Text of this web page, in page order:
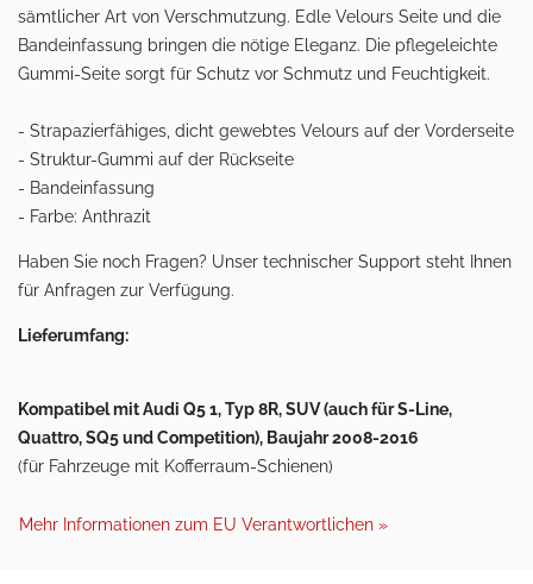
sämtlicher Art von Verschmutzung. Edle Velours Seite und die
Bandeinfassung bringen die nötige Eleganz. Die pflegeleichte
Gummi-Seite sorgt für Schutz vor Schmutz und Feuchtigkeit.
- Strapazierfähiges, dicht gewebtes Velours auf der Vorderseite
- Struktur-Gummi auf der Rückseite
- Bandeinfassung
- Farbe: Anthrazit
Haben Sie noch Fragen? Unser technischer Support steht Ihnen
für Anfragen zur Verfügung.
Lieferumfang:
Kompatibel mit Audi Q5 1, Typ 8R, SUV (auch für S-Line,
Quattro, SQ5 und Competition), Baujahr 2008-2016
(für Fahrzeuge mit Kofferraum-Schienen)
Mehr Informationen zum EU Verantwortlichen »